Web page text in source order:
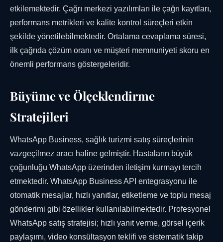
etkilemektedir. Çağrı merkezi yazılımları ile çağrı kayıtları,
performans metrikleri ve kalite kontrol süreçleri etkin
şekilde yönetilebilmektedir. Ortalama cevaplama süresi,
ilk çağrıda çözüm oranı ve müşteri memnuniyeti skoru en
önemli performans göstergeleridir.
Büyüme ve Ölçeklendirme
Stratejileri
WhatsApp Business, sağlık turizmi satış süreçlerinin
vazgeçilmez aracı haline gelmiştir. Hastaların büyük
çoğunluğu WhatsApp üzerinden iletişim kurmayı tercih
etmektedir. WhatsApp Business API entegrasyonu ile
otomatik mesajlar, hızlı yanıtlar, etiketleme ve toplu mesaj
gönderimi gibi özellikler kullanılabilmektedir. Profesyonel
WhatsApp satış stratejisi; hızlı yanıt verme, görsel içerik
paylaşımı, video konsültasyon teklifi ve sistematik takip